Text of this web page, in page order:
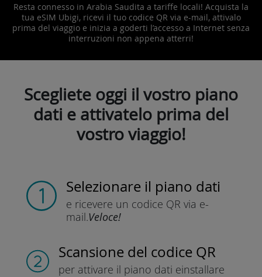
Resta connesso in Arabia Saudita a tariffe locali! Acquista la
tua eSIM Ubigi, ricevi il tuo codice QR via e-mail, attivalo
prima del viaggio e inizia a goderti l’accesso a Internet senza
interruzioni non appena atterri!
Scegliete oggi il vostro piano
dati e attivatelo prima del
vostro viaggio!
Selezionare il piano dati
e ricevere un codice QR via e-
mail.Veloce!
Scansione del codice QR
per attivare il piano dati einstallare